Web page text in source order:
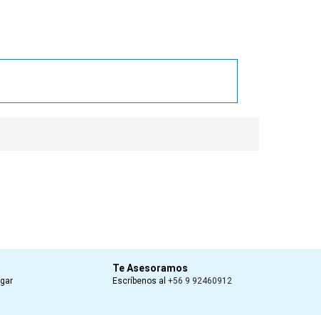
Te Asesoramos
Escríbenos al+56 9 92460912